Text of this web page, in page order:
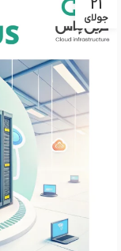
جولای